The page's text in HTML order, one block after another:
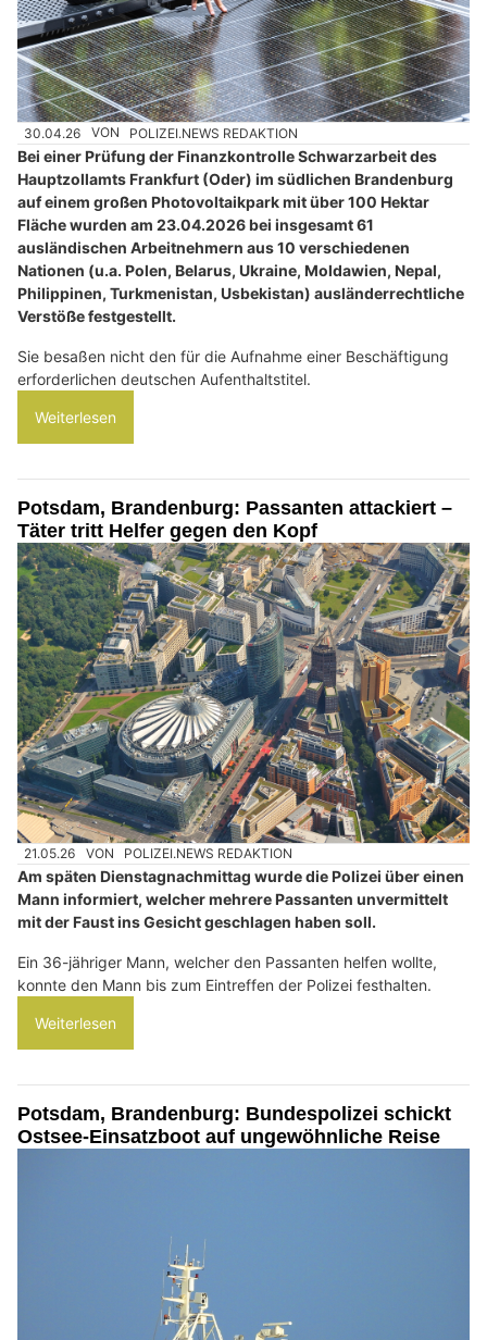
30.04.26 VON POLIZEI.NEWS REDAKTION
Bei einer Prüfung der Finanzkontrolle Schwarzarbeit des
Hauptzollamts Frankfurt (Oder) im südlichen Brandenburg
auf einem großen Photovoltaikpark mit über 100 Hektar
Fläche wurden am 23.04.2026 bei insgesamt 61
ausländischen Arbeitnehmern aus 10 verschiedenen
Nationen (u.a. Polen, Belarus, Ukraine, Moldawien, Nepal,
Philippinen, Turkmenistan, Usbekistan) ausländerrechtliche
Verstöße festgestellt.
Sie besaßen nicht den für die Aufnahme einer Beschäftigung
erforderlichen deutschen Aufenthaltstitel.
Weiterlesen
Potsdam, Brandenburg: Passanten attackiert –
Täter tritt Helfer gegen den Kopf
21.05.26 VON POLIZEI.NEWS REDAKTION
Am späten Dienstagnachmittag wurde die Polizei über einen
Mann informiert, welcher mehrere Passanten unvermittelt
mit der Faust ins Gesicht geschlagen haben soll.
Ein 36-jähriger Mann, welcher den Passanten helfen wollte,
konnte den Mann bis zum Eintreffen der Polizei festhalten.
Weiterlesen
Potsdam, Brandenburg: Bundespolizei schickt
Ostsee-Einsatzboot auf ungewöhnliche Reise